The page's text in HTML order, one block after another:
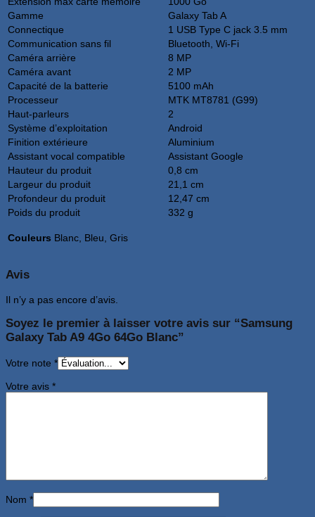
Gamme
Galaxy Tab A
Connectique
1 USB Type C jack 3.5 mm
Communication sans fil
Bluetooth, Wi-Fi
Caméra arrière
8 MP
Caméra avant
2 MP
Capacité de la batterie
5100 mAh
Processeur
MTK MT8781 (G99)
Haut-parleurs
2
Système d’exploitation
Android
Finition extérieure
Aluminium
Assistant vocal compatible
Assistant Google
Hauteur du produit
0,8 cm
Largeur du produit
21,1 cm
Profondeur du produit
12,47 cm
Poids du produit
332 g
Couleurs Blanc, Bleu, Gris
Avis
Il n’y a pas encore d’avis.
Soyez le premier à laisser votre avis sur “Samsung
Galaxy Tab A9 4Go 64Go Blanc”
Votre note *
Votre avis *
Nom *